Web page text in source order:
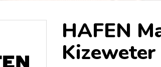
HAFEN
Kizeweter